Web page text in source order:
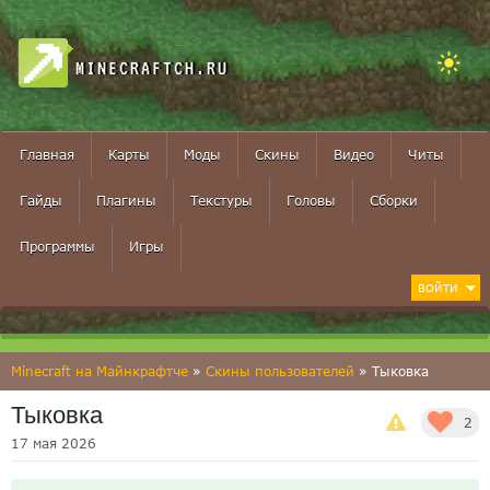
MINECRAFTCH.RU
Главная Карты Моды Скины Видео Читы
Гайды Плагины Текстуры Головы Сборки
Программы Игры
ВОЙТИ
Minecraft на Майнкрафтче » Скины пользователей » Тыковка
2
Тыковка
17 мая 2026